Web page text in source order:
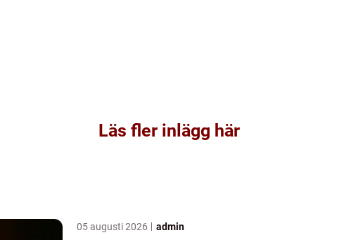
Läs fler inlägg här
05 augusti 2026 admin